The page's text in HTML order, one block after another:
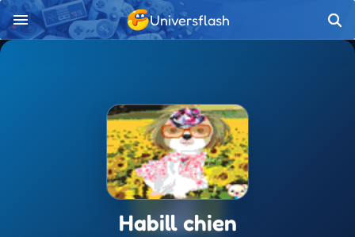
Universflash
Habill chien